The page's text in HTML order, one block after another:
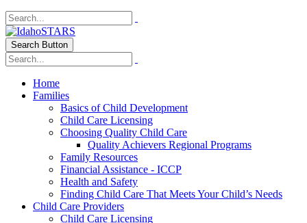
Search Button
Home
Families
Basics of Child Development
Child Care Licensing
Choosing Quality Child Care
Quality Achievers Regional Programs
Family Resources
Financial Assistance - ICCP
Health and Safety
Finding Child Care That Meets Your Child’s Needs
Child Care Providers
Child Care Licensing